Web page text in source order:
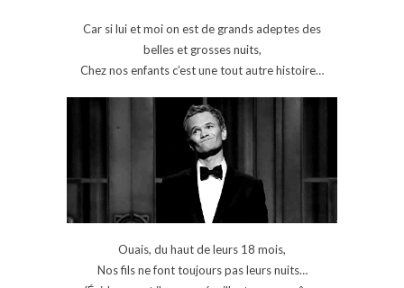
Car si lui et moi on est de grands adeptes des
belles et grosses nuits,
Chez nos enfants c’est une tout autre histoire…
Ouais, du haut de leurs 18 mois,
Nos fils ne font toujours pas leurs nuits…